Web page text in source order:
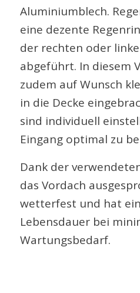
Aluminiumblech.
eine dezente
der rechten oder
abgeführt. In diesem
zudem auf Wunsch
in die Decke
sind individuell
Eingang optimal zu
Dank der
das Vordach
wetterfest und hat
Lebensdauer bei
Wartungsbedarf.